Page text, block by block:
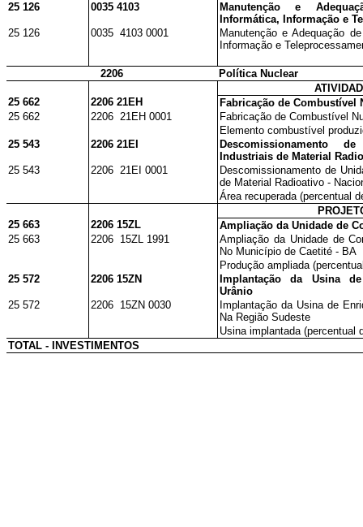
25 126 0035 4103
Manutenção e
Informática, Informação e
25 126
0035 4103 0001
Manutenção e Adequação
Informação e
2206
Política Nuclear
25 662
2206 21EH
Fabricação de Combustível
25 662
2206 21EH 0001
Fabricação de Combustível
Elemento combustível
25 543
2206 21EI
Descomissionamento
Industriais de Material
25 543
2206 21EI 0001
Descomissionamento de
de Material Radioativo -
Área recuperada (percentual
25 663
2206 15ZL
Ampliação da Unidade de
25 663
2206 15ZL 1991
Ampliação da Unidade de
No Município de Caetité - BA
Produção ampliada
25 572
2206 15ZN
Implantação da Usina
Urânio
25 572
2206 15ZN 0030
Implantação da Usina de
Na Região Sudeste
Usina implantada (percentual
TOTAL - INVESTIMENTOS